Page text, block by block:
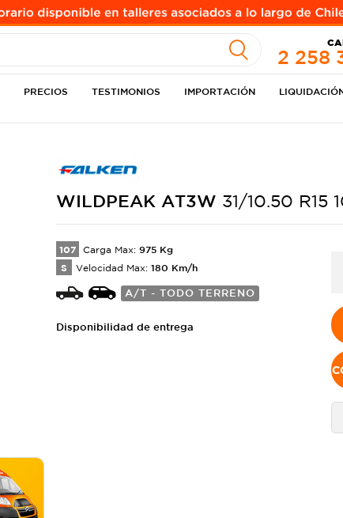
2 258
PRECIOS TESTIMONIOS IMPORTACIÓN
WILDPEAK AT3W 31/10.50 R15
107 Carga Max: 975 Kg
S Velocidad Max: 180 Km/h
A/T - TODO TERRENO
Disponibilidad de entrega
NO